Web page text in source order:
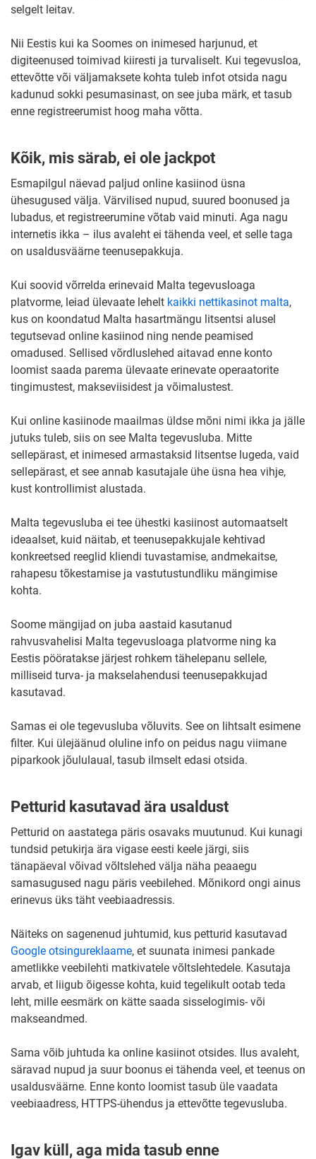
selgelt leitav.
Nii Eestis kui ka Soomes on inimesed harjunud, et
digiteenused toimivad kiiresti ja turvaliselt. Kui tegevusloa,
ettevõtte või väljamaksete kohta tuleb infot otsida nagu
kadunud sokki pesumasinast, on see juba märk, et tasub
enne registreerumist hoog maha võtta.
Kõik, mis särab, ei ole jackpot
Esmapilgul näevad paljud online kasiinod üsna
ühesugused välja. Värvilised nupud, suured boonused ja
lubadus, et registreerumine võtab vaid minuti. Aga nagu
internetis ikka – ilus avaleht ei tähenda veel, et selle taga
on usaldusväärne teenusepakkuja.
Kui soovid võrrelda erinevaid Malta tegevusloaga
platvorme, leiad ülevaate lehelt kaikki nettikasinot malta,
kus on koondatud Malta hasartmängu litsentsi alusel
tegutsevad online kasiinod ning nende peamised
omadused. Sellised võrdluslehed aitavad enne konto
loomist saada parema ülevaate erinevate operaatorite
tingimustest, makseviisidest ja võimalustest.
Kui online kasiinode maailmas üldse mõni nimi ikka ja jälle
jutuks tuleb, siis on see Malta tegevusluba. Mitte
sellepärast, et inimesed armastaksid litsentse lugeda, vaid
sellepärast, et see annab kasutajale ühe üsna hea vihje,
kust kontrollimist alustada.
Malta tegevusluba ei tee ühestki kasiinost automaatselt
ideaalset, kuid näitab, et teenusepakkujale kehtivad
konkreetsed reeglid kliendi tuvastamise, andmekaitse,
rahapesu tõkestamise ja vastutustundliku mängimise
kohta.
Soome mängijad on juba aastaid kasutanud
rahvusvahelisi Malta tegevusloaga platvorme ning ka
Eestis pööratakse järjest rohkem tähelepanu sellele,
milliseid turva- ja makselahendusi teenusepakkujad
kasutavad.
Samas ei ole tegevusluba võluvits. See on lihtsalt esimene
filter. Kui ülejäänud oluline info on peidus nagu viimane
piparkook jõululaual, tasub ilmselt edasi otsida.
Petturid kasutavad ära usaldust
Petturid on aastatega päris osavaks muutunud. Kui kunagi
tundsid petukirja ära vigase eesti keele järgi, siis
tänapäeval võivad võltslehed välja näha peaaegu
samasugused nagu päris veebilehed. Mõnikord ongi ainus
erinevus üks täht veebiaadressis.
Näiteks on sagenenud juhtumid, kus petturid kasutavad
Google otsingureklaame, et suunata inimesi pankade
ametlikke veebilehti matkivatele võltslehtedele. Kasutaja
arvab, et liigub õigesse kohta, kuid tegelikult ootab teda
leht, mille eesmärk on kätte saada sisselogimis- või
makseandmed.
Sama võib juhtuda ka online kasiinot otsides. Ilus avaleht,
säravad nupud ja suur boonus ei tähenda veel, et teenus on
usaldusväärne. Enne konto loomist tasub üle vaadata
veebiaadress, HTTPS-ühendus ja ettevõtte tegevusluba.
Igav küll, aga mida tasub enne